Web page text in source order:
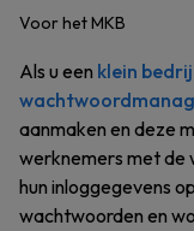
Voor het MKB
Als u een klein
aanmaken en deze
werknemers met de
hun inloggegevens
wachtwoorden en